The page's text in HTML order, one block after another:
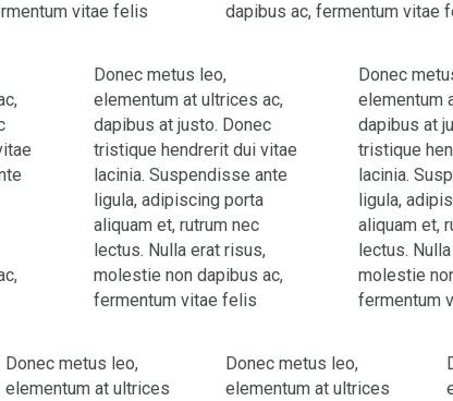
vitae felis
dapibus ac, fermentum vitae
Donec metus leo,
elementum at ultrices ac,
dapibus at justo. Donec
tristique hendrerit dui vitae
lacinia. Suspendisse ante
ligula, adipiscing porta
aliquam et, rutrum nec
lectus. Nulla erat risus,
molestie non dapibus ac,
fermentum vitae felis
Donec
elementum
dapibus at
tristique
lacinia.
ligula,
aliquam et,
lectus.
molestie
fermentum
Donec metus leo,
elementum at ultrices
Donec metus leo,
elementum at ultrices